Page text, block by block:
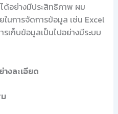
ได้อย่างมีประสิทธิภาพ ผม
นการจัดการข้อมูล เช่น Excel
เก็บข้อมูลเป็นไปอย่างมีระบบ
งละเอียด